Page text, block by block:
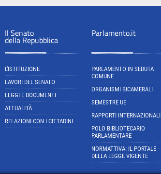
Il Senato
della Repubblica
L'ISTITUZIONE
LAVORI DEL SENATO
LEGGI E DOCUMENTI
ATTUALITÀ
RELAZIONI CON I CITTADINI
Parlamento.it
PARLAMENTO IN SEDUTA
COMUNE
ORGANISMI BICAMERALI
SEMESTRE UE
RAPPORTI INTERNAZIONALI
POLO BIBLIOTECARIO
PARLAMENTARE
NORMATTIVA: IL PORTALE
DELLA LEGGE VIGENTE